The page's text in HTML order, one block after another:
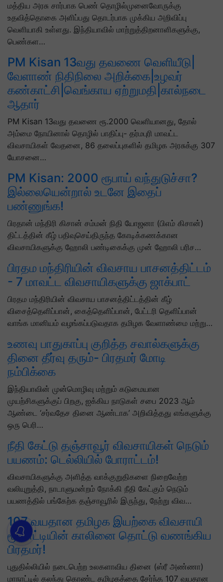
மத்திய அரசு சார்பாக பெண் தொழில்முனைவோருக்கு
உதவித்தொகை அளிப்பது தொடர்பாக முக்கிய அறிவிப்பு
வெளியாகி உள்ளது. இந்தியாவில் மாற்றுத்திறனாளிகளுக்கு,
பெண்கள…
PM Kisan 13வது தவணை வெளியீடு|
வேளாண் நிதிநிலை அறிக்கை|உழவர்
கண்காட்சி|வெங்காய ஏற்றுமதி|கால்நடை
ஆதார்
PM Kisan 13வது தவணை ரூ.2000 வெளியானது, தோல்
அம்மை நோயினால் தொழில் பாதிப்பு- தர்மபுரி மாவட்ட
விவசாயிகள் வேதனை, 86 தலைப்புகளில் தமிழக அரசுக்கு 307
யோசனை…
PM Kisan: 2000 ரூபாய் வந்துடுச்சா?
இல்லையென்றால் உடனே இதைப்
பண்ணுங்க!
பிரதான் மந்திரி கிசான் சம்மன் நிதி யோஜனா (பிஎம் கிசான்)
திட்டத்தின் கீழ் பதிவுசெய்திருந்த கோடிக்கணக்கான
விவசாயிகளுக்கு ஹோலி பண்டிகைக்கு முன் ஹோலி பரிச…
பிரதம மந்திரியின் விவசாய பாசனத்திட்டம்
- 7 மாவட்ட விவசாயிகளுக்கு ஜாக்பாட்
பிரதம மந்திரியின் விவசாய பாசனத்திட்டத்தின் கீழ்
விசைத்தெளிப்பான், கைத்தெளிப்பான், பேட்டரி தெளிப்பான்
வாங்க மானியம் வழங்கப்படுவதாக தமிழக வேளாண்மை மற்று…
உணவு பாதுகாப்பு குறித்த சவால்களுக்கு
தினை தீர்வு தரும்- பிரதமர் மோடி
நம்பிக்கை
இந்தியாவின் முன்மொழிவு மற்றும் கடுமையான
முயற்சிகளுக்குப் பிறகு, ஐக்கிய நாடுகள் சபை 2023 ஆம்
ஆண்டை ‘சர்வதேச தினை ஆண்டாக’ அறிவித்தது எங்களுக்கு
ஒரு பெரி…
நீதி கேட்டு தஞ்சாவூர் விவசாயிகள் நெடும்
பயணம்: டெல்லியில் போராட்டம்!
விவசாயிகளுக்கு அளித்த வாக்குறுதிகளை நிறைவேற்ற
வலியுறுத்தி, நாடாளுமன்றம் நோக்கி நீதி கேட்கும் நெடும்
பயணத்தில் பங்கேற்க தஞ்சாவூரில் இருந்து, நேற்று விவ…
107 வயதான தமிழக இயற்கை விவசாயி
மூதாட்டியின் காலினை தொட்டு வணங்கிய
பிரதமர்!
புதுதில்லியில் நடைபெற்ற உலகளாவிய தினை (ஸ்ரீ அண்ணா)
மாநாட்டில் கலந்து கொண்ட தமிழகத்தை சேர்ந்த 107 வயதான